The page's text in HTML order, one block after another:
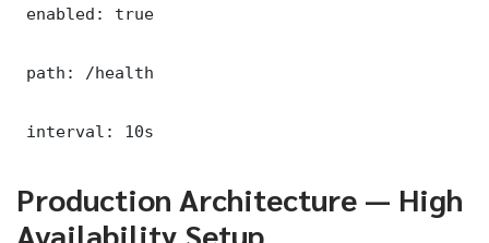
enabled: true
path: /health
interval: 10s
Production Architecture — High
Availability Setup